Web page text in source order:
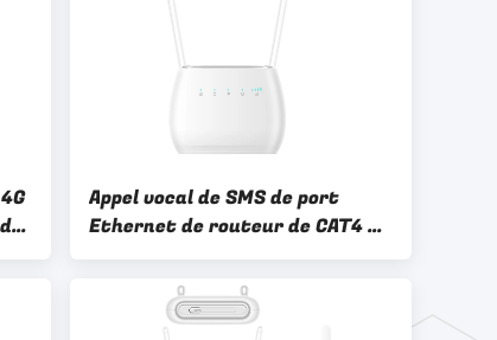
Appel vocal de SMS de port
Ethernet de routeur de CAT4 4G
WIFI LTE